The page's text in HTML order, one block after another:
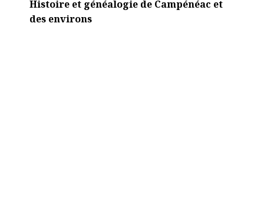
Histoire et généalogie de Campénéac et
des environs